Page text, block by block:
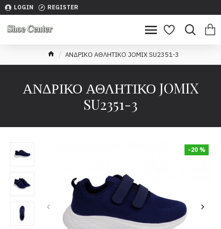
LOGIN REGISTER
ΑΝΔΡΙΚΟ ΑΘΛΗΤΙΚΟ JOMIX SU2351-3
ΑΝΔΡΙΚΟ ΑΘΛΗΤΙΚΟ JOMIX
SU2351-3
-20 %